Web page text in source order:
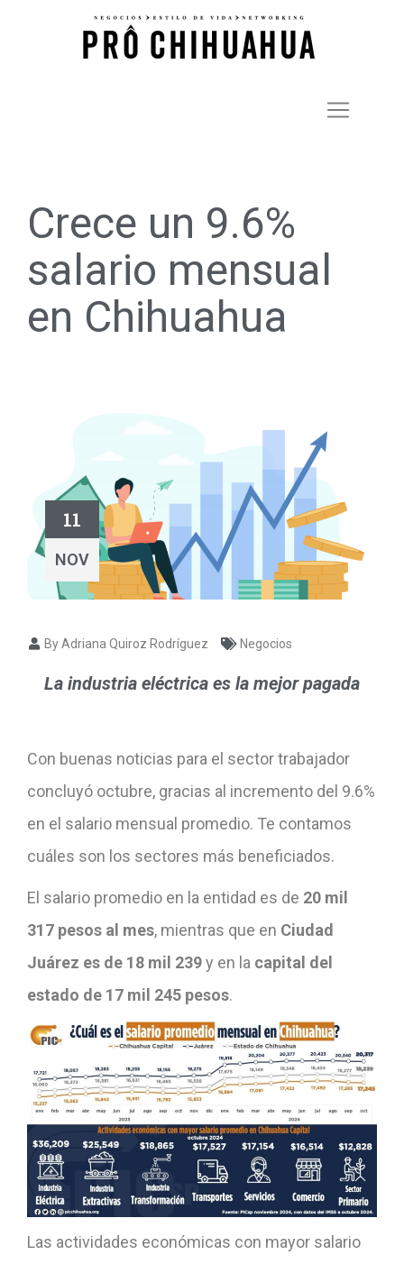
Crece un 9.6%
salario mensual
en Chihuahua
11
NOV
By Adriana Quiroz Rodríguez Negocios
La industria eléctrica es la mejor pagada
Con buenas noticias para el sector trabajador
concluyó octubre, gracias al incremento del 9.6%
en el salario mensual promedio. Te contamos
cuáles son los sectores más beneficiados.
El salario promedio en la entidad es de 20 mil
317 pesos al mes, mientras que en Ciudad
Juárez es de 18 mil 239y en la capital del
estado de 17 mil 245 pesos.
Las actividades económicas con mayor salario